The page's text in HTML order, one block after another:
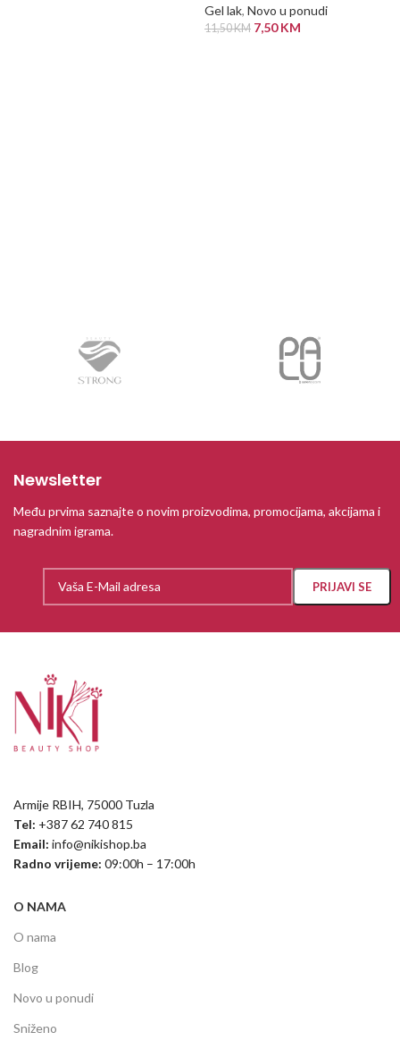
Gel lak, Novo u ponudi
11,50KM 7,50KM
Newsletter
Među prvima saznajte o novim proizvodima, promocijama, akcijama i
nagradnim igrama.
Armije RBIH, 75000 Tuzla
Tel: +387 62 740 815
Email: info@nikishop.ba
Radno vrijeme: 09:00h – 17:00h
O NAMA
O nama
Blog
Novo u ponudi
Sniženo